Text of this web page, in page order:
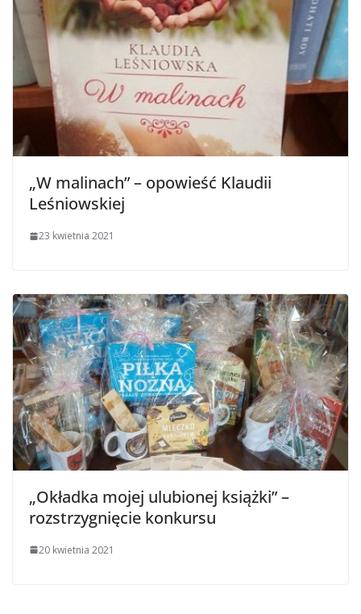
„W malinach” – opowieść Klaudii
Leśniowskiej
23 kwietnia 2021
„Okładka mojej ulubionej książki” –
rozstrzygnięcie konkursu
20 kwietnia 2021